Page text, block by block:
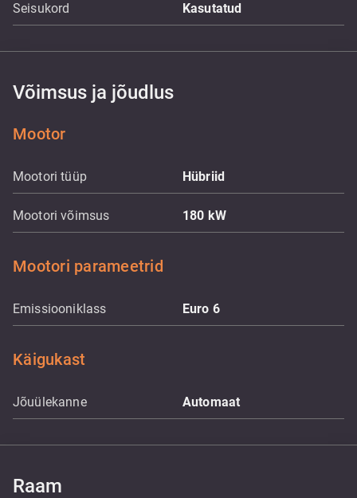
Seisukord Kasutatud
Võimsus ja jõudlus
Mootor
Mootori tüüp Hübriid
Mootori võimsus 180 kW
Mootori parameetrid
Emissiooniklass Euro 6
Käigukast
Jõuülekanne Automaat
Raam